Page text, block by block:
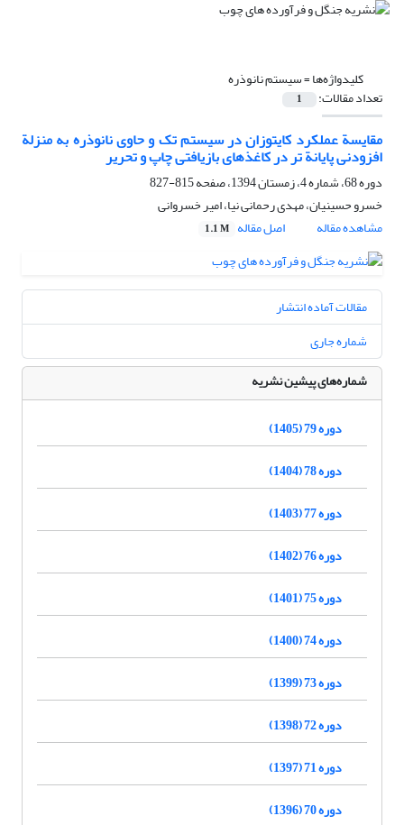
کلیدواژه‌ها =سیستم نانوذره
تعداد مقالات: 1
مقایسة عملکرد کایتوزان در سیستم تک و حاوی نانوذره به منزلة
افزودنی پایانة تر در کاغذهای بازیافتی چاپ و تحریر
دوره 68، شماره 4، زمستان 1394، صفحه
815-827
خسرو حسینیان، مهدی رحمانی نیا، امیر خسروانی
مشاهده مقاله
اصل مقاله 1.1 M
مقالات آماده انتشار
شماره جاری
شماره‌های پیشین نشریه
دوره 79 (1405)
دوره 78 (1404)
دوره 77 (1403)
دوره 76 (1402)
دوره 75 (1401)
دوره 74 (1400)
دوره 73 (1399)
دوره 72 (1398)
دوره 71 (1397)
دوره 70 (1396)